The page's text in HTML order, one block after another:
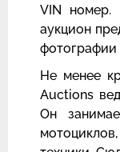
VIN номер.
аукцион
фотографии
Не менее
Auctions
Он